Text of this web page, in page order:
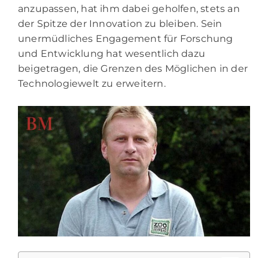
anzupassen, hat ihm dabei geholfen, stets an
der Spitze der Innovation zu bleiben. Sein
unermüdliches Engagement für Forschung
und Entwicklung hat wesentlich dazu
beigetragen, die Grenzen des Möglichen in der
Technologiewelt zu erweitern.